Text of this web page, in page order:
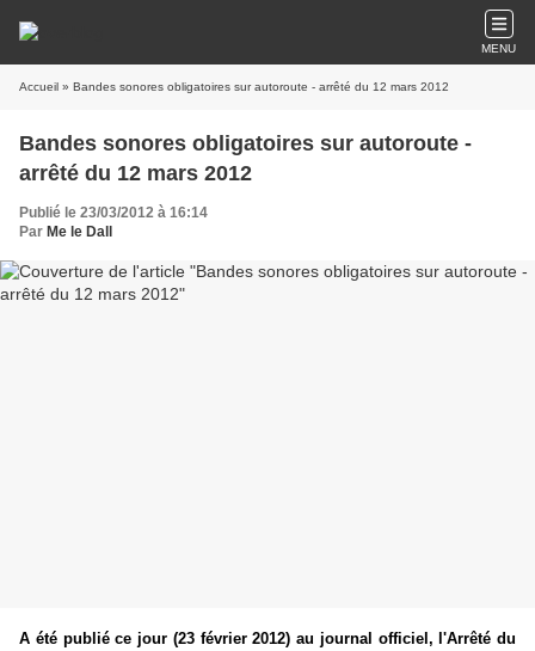
MENU
Accueil » Bandes sonores obligatoires sur autoroute - arrêté du 12 mars 2012
Bandes sonores obligatoires sur autoroute -
arrêté du 12 mars 2012
Publié le 23/03/2012 à 16:14
Par Me le Dall
A été publié ce jour (23 février 2012) au journal officiel, l'Arrêté du